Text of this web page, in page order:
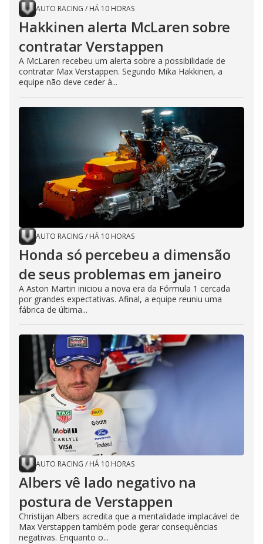
AUTO RACING / HÁ 10 HORAS
Hakkinen alerta McLaren sobre
contratar Verstappen
A McLaren recebeu um alerta sobre a possibilidade de
contratar Max Verstappen. Segundo Mika Hakkinen, a
equipe não deve ceder à...
AUTO RACING / HÁ 10 HORAS
Honda só percebeu a dimensão
de seus problemas em janeiro
A Aston Martin iniciou a nova era da Fórmula 1 cercada
por grandes expectativas. Afinal, a equipe reuniu uma
fábrica de última...
AUTO RACING / HÁ 10 HORAS
Albers vê lado negativo na
postura de Verstappen
Christijan Albers acredita que a mentalidade implacável de
Max Verstappen também pode gerar consequências
negativas. Enquanto o...